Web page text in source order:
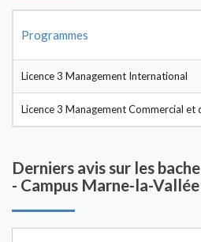
Programmes
Licence 3 Management International
Licence 3 Management Commercial et
Derniers avis sur les
- Campus Marne-la-Vallée